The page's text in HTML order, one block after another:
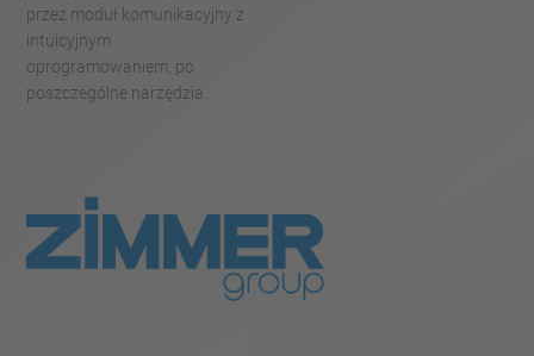
przez moduł komunikacyjny z
intuicyjnym
oprogramowaniem, po
poszczególne narzędzia.